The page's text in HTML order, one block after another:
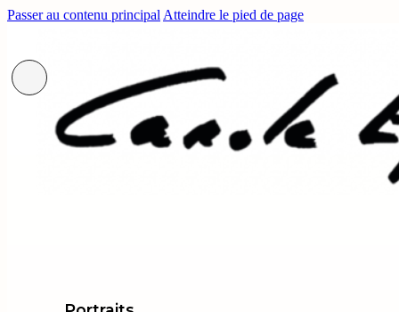
Passer au contenu principal Atteindre le pied de page